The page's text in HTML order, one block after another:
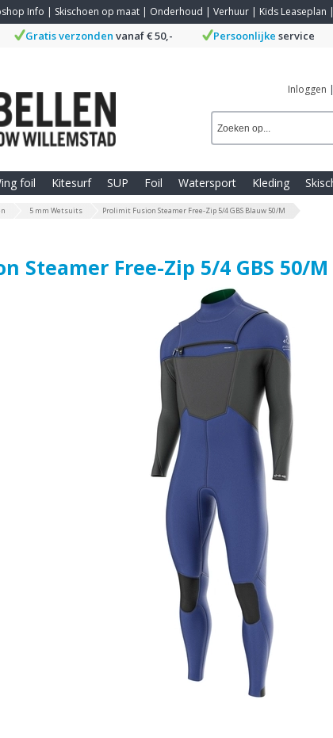
Info | Skischoen op maat | Onderhoud | Verhuur | Kids Leaseplan |
Gratis verzonden vanaf € 50,- Persoonlijke service
Inloggen |
foil Kitesurf SUP Foil Watersport Kleding
5 mm Wetsuits Prolimit Fusion Steamer Free-Zip 5/4 GBS Blauw 50/M
Steamer Free-Zip 5/4 GBS 50/M